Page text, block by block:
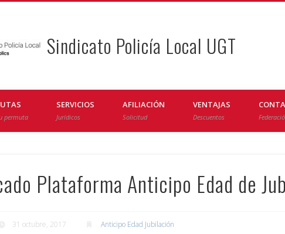
Sindicato Policía Local UGT
permuta
SERVICIOS
Jurídicos
AFILIACIÓN
Solicitud
VENTAJAS
Descuentos
Plataforma Anticipo Edad de
31 octubre, 2017 Anticipo Edad Jubilación